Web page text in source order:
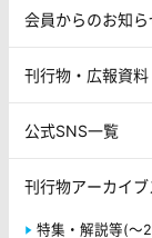
会員からのお知
刊行物・広報資料
公式SNS一覧
刊行物アーカイブ
特集・解説等(～